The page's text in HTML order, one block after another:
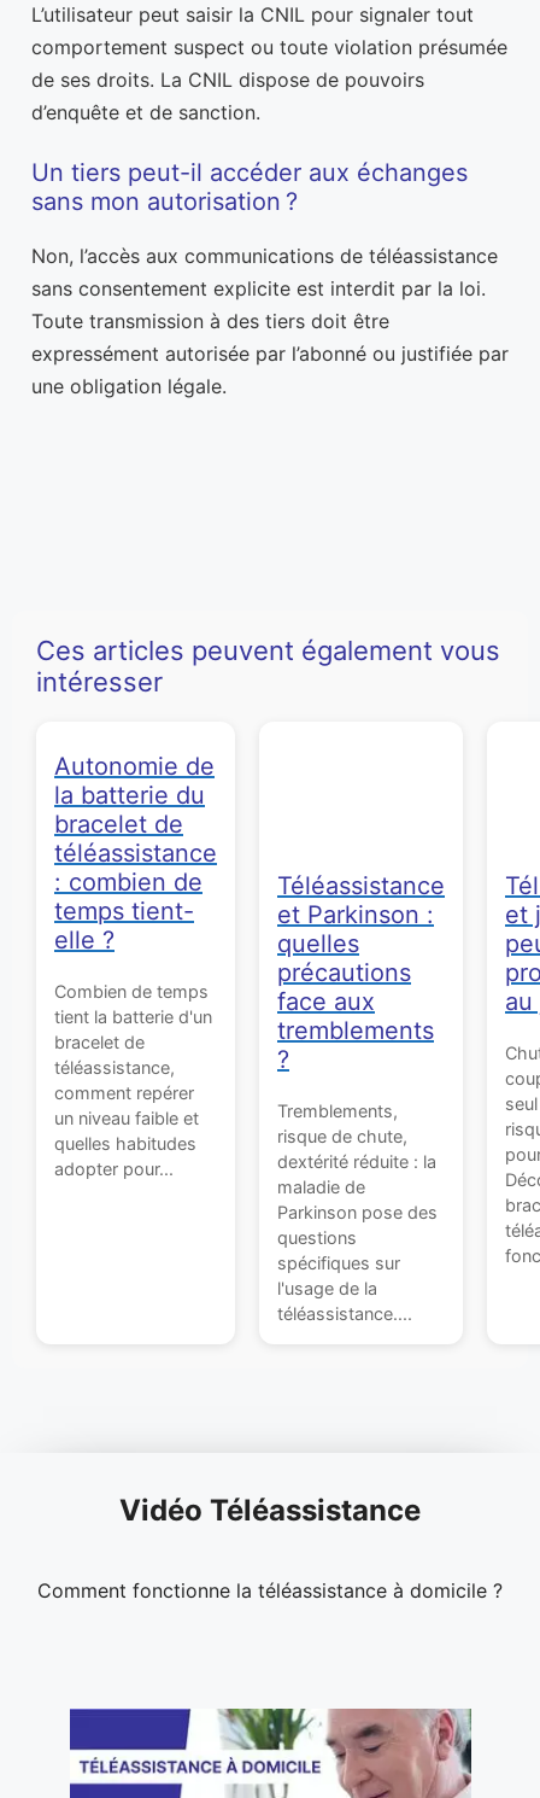
L’utilisateur peut saisir la CNIL pour signaler tout
comportement suspect ou toute violation présumée
de ses droits. La CNIL dispose de pouvoirs
d’enquête et de sanction.
Un tiers peut-il accéder aux échanges
sans mon autorisation ?
Non, l’accès aux communications de téléassistance
sans consentement explicite est interdit par la loi.
Toute transmission à des tiers doit être
expressément autorisée par l’abonné ou justifiée par
une obligation légale.
Ces articles peuvent également vous
intéresser
Autonomie de
la batterie du
bracelet de
téléassistance
: combien de
temps tient-
elle ?
Combien de temps
tient la batterie d'un
bracelet de
téléassistance,
comment repérer
un niveau faible et
quelles habitudes
adopter pour...
Téléassistance
et Parkinson :
quelles
précautions
face aux
tremblements
?
Tremblements,
risque de chute,
dextérité réduite : la
maladie de
Parkinson pose des
questions
spécifiques sur
l'usage de la
téléassistance....
et
au
Vidéo Téléassistance
Comment fonctionne la téléassistance à domicile ?